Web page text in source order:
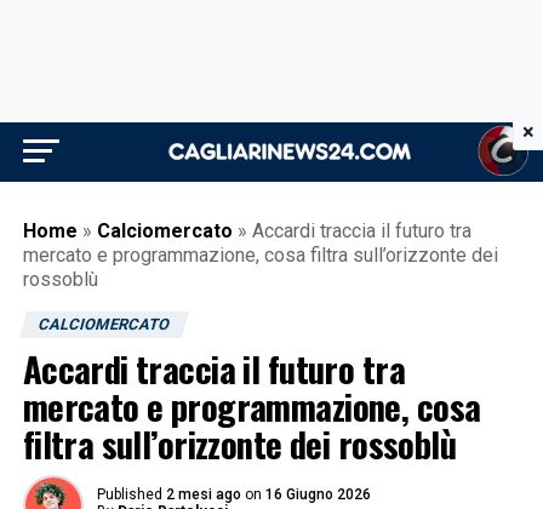
Home » Calciomercato » Accardi traccia il futuro tra
mercato e programmazione, cosa filtra sull’orizzonte dei
rossoblù
CALCIOMERCATO
Accardi traccia il futuro tra
mercato e programmazione, cosa
filtra sull’orizzonte dei rossoblù
Published 2 mesi ago on 16 Giugno 2026
×